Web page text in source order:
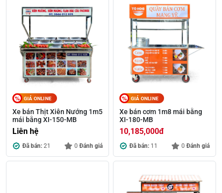
GIÁ ONLINE
Xe bán Thịt Xiên Nướng 1m5
mái bằng XI-150-MB
Liên hệ
Đã bán: 21 0 Đánh giá
GIÁ ONLINE
Xe bán cơm 1m8 mái bằng
XI-180-MB
10,185,000đ
Đã bán: 11 0 Đánh giá